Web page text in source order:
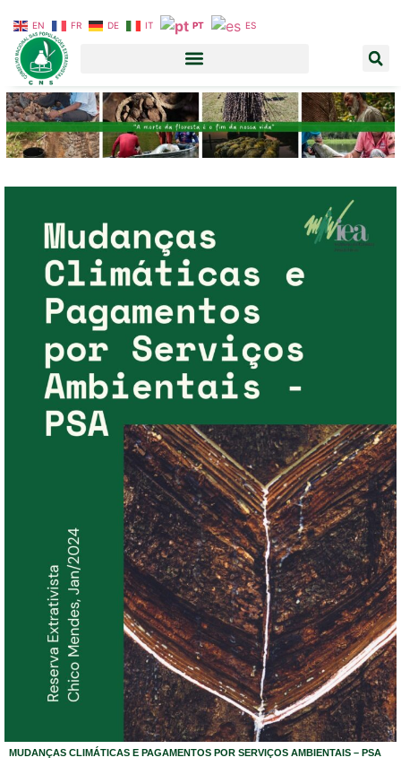
MUDANÇAS CLIMÁTICAS E PAGAMENTOS POR SERVIÇOS AMBIENTAIS – PSA
EN FR DE IT PT ES